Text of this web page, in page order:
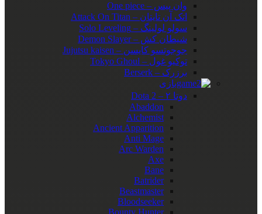
وان پیس – One piece
اتک آن تایتان – Attack On Titan
سولو لولینگ – Solo Leveling
شیطان کش – Demon Slayer
جوجوتسو کایسن – Jujutsu kaisen
توکیو غول – Tokyo Ghoul
برزرک – Berserk
بازی
دوتا ۲ – Dota 2
Abaddon
Alchemist
Ancient Apparition
Anti Mage
Arc Warden
Axe
Bane
Batrider
Beastmaster
Bloodseeker
Bounty Hunter